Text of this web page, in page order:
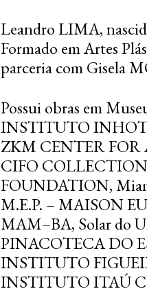
Leandro LIMA,
Formado em Artes
parceria com Gisela
Possui obras em
INSTITUTO
ZKM CENTER FOR
CIFO
FOUNDATION,
M.E.P. – MAISON
MAM–BA, Solar do
PINACOTECA DO
INSTITUTO
INSTITUTO ITAÚ